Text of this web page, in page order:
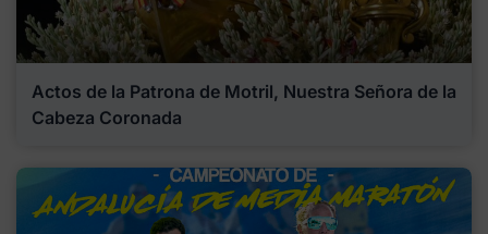
Actos de la Patrona de Motril, Nuestra Señora de la
Cabeza Coronada